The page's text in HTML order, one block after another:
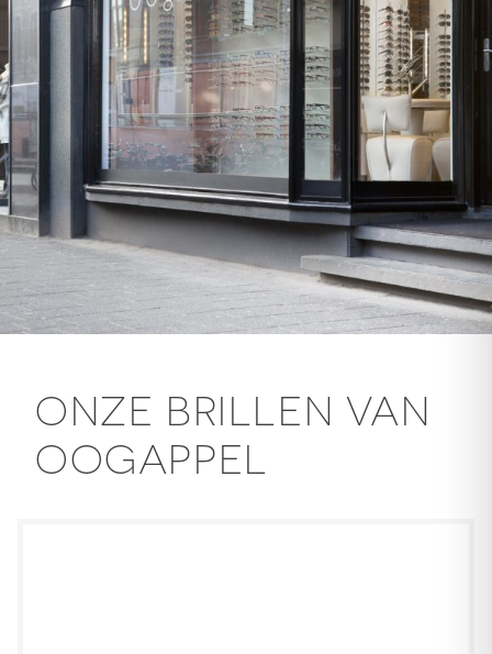
ONZE BRILLEN VAN
OOGAPPEL